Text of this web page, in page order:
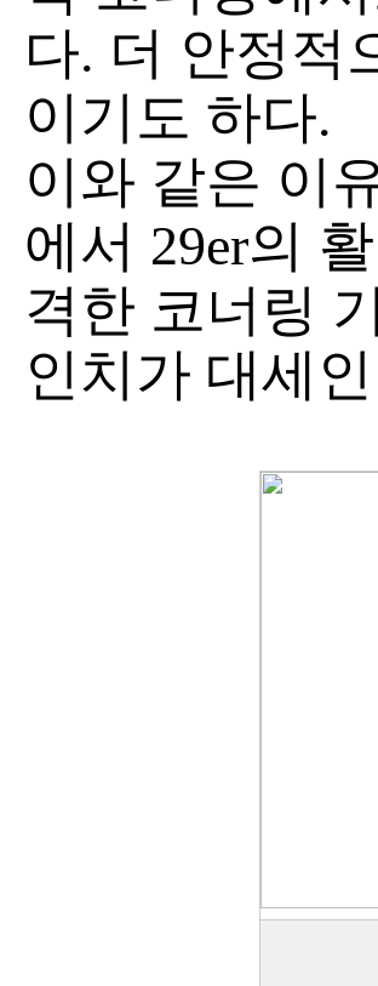
다. 더 안정적
이기도 하다.
이와 같은 이
에서 29er의
격한 코너링
인치가 대세